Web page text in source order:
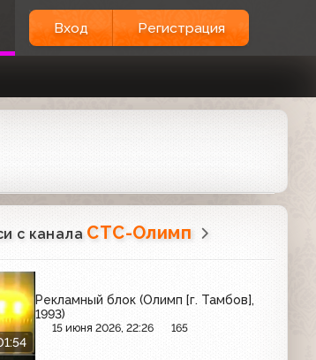
Вход Регистрация
с канала СТС-Олимп
Рекламный блок (Олимп [г. Тамбов],
1993)
15 июня 2026, 22:26 165